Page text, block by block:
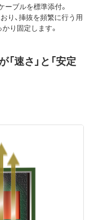
ブルを標準添付。
り、挿抜を頻繁に行う用
り固定します。
速さ」と「安定